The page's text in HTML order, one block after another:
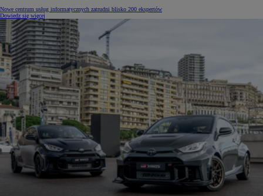
Nowe centrum usług informatycznych zatrudni blisko 200 ekspertów
Dowiedz się więcej